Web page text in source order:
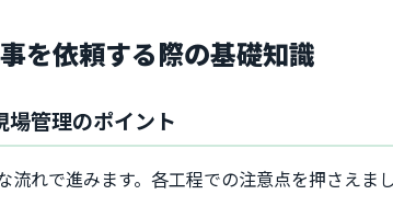
を依頼する際の基礎知識
管理のポイント
れで進みます。各工程での注意点を押さえまし